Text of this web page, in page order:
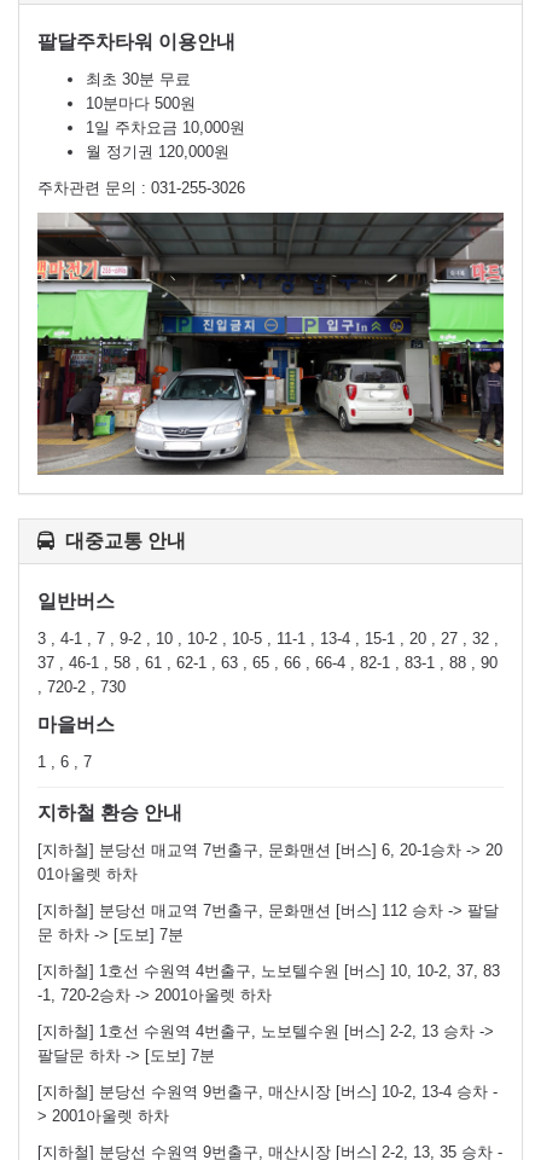
팔달주차타워 이용안내
최초 30분 무료
10분마다 500원
1일 주차요금 10,000원
월 정기권 120,000원
주차관련 문의 : 031-255-3026
대중교통 안내
일반버스
3 , 4-1 , 7 , 9-2 , 10 , 10-2 , 10-5 , 11-1 , 13-4 , 15-1 , 20 , 27 , 32 ,
37 , 46-1 , 58 , 61 , 62-1 , 63 , 65 , 66 , 66-4 , 82-1 , 83-1 , 88 , 90
, 720-2 , 730
마을버스
1 , 6 , 7
지하철 환승 안내
[지하철] 분당선 매교역 7번출구, 문화맨션 [버스] 6, 20-1승차 -> 20
01아울렛 하차
[지하철] 분당선 매교역 7번출구, 문화맨션 [버스] 112 승차 -> 팔달
문 하차 -> [도보] 7분
[지하철] 1호선 수원역 4번출구, 노보텔수원 [버스] 10, 10-2, 37, 83
-1, 720-2승차 -> 2001아울렛 하차
[지하철] 1호선 수원역 4번출구, 노보텔수원 [버스] 2-2, 13 승차 ->
팔달문 하차 -> [도보] 7분
[지하철] 분당선 수원역 9번출구, 매산시장 [버스] 10-2, 13-4 승차 -
> 2001아울렛 하차
[지하철] 분당선 수원역 9번출구, 매산시장 [버스] 2-2, 13, 35 승차 -